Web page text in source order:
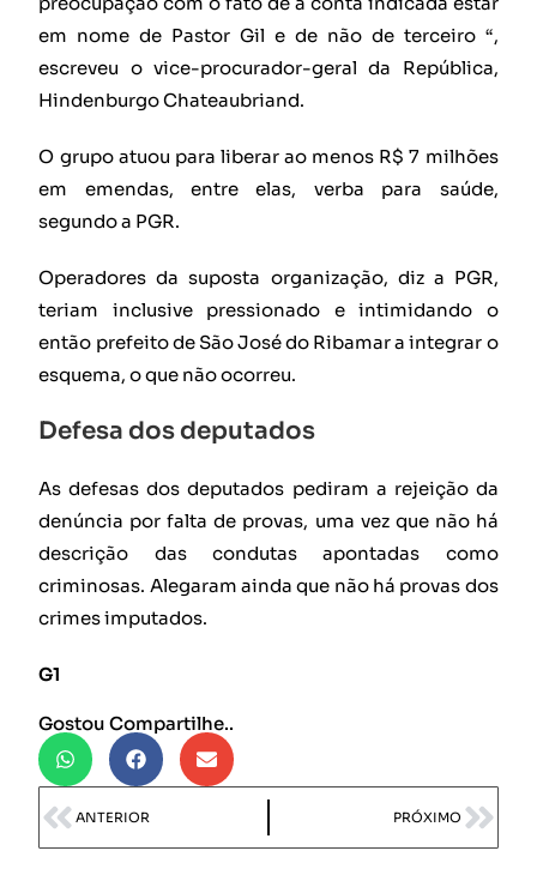
em nome de Pastor Gil e de não de terceiro “,
escreveu o vice-procurador-geral da República,
Hindenburgo Chateaubriand.
O grupo atuou para liberar ao menos R$ 7 milhões
em emendas, entre elas, verba para saúde,
segundo a PGR.
Operadores da suposta organização, diz a PGR,
teriam inclusive pressionado e intimidando o
então prefeito de São José do Ribamar a integrar o
esquema, o que não ocorreu.
Defesa dos deputados
As defesas dos deputados pediram a rejeição da
denúncia por falta de provas, uma vez que não há
descrição das condutas apontadas como
criminosas. Alegaram ainda que não há provas dos
crimes imputados.
G1
Gostou Compartilhe..
ANTERIOR PRÓXIMO